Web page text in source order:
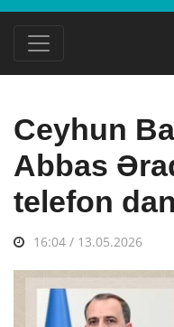
Ceyhun
Abbas
telefon
16:04 / 13.05.2026